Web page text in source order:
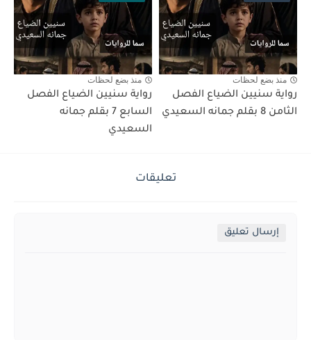
منذ بضع لحظات
رواية سنيين الضياع الفصل
الثامن 8 بقلم جمانه السعيدي
منذ بضع لحظات
رواية سنيين الضياع الفصل
السابع 7 بقلم جمانه
السعيدي
تعليقات
إرسال تعليق